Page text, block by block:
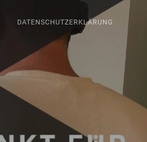
DATENSCHUTZERKLÄRUNG